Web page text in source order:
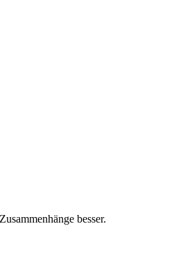
besser.